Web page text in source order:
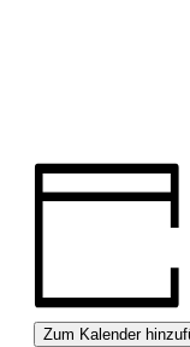
Zum Kalender